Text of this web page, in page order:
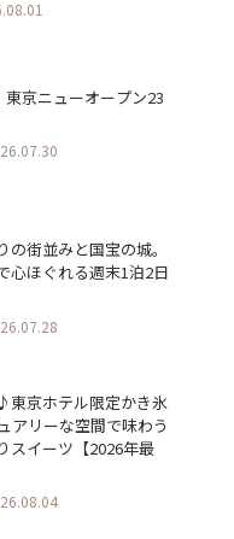
東京ニューオープン23
の街並みと国宝の城。
心ほぐれる週末1泊2日
東京ホテル限定かき氷
アリーな空間で味わう
スイーツ【2026年最